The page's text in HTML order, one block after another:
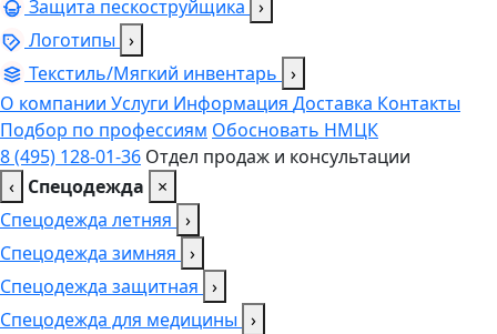
Защита пескоструйщика ›
Логотипы ›
Текстиль/Мягкий инвентарь ›
О компании Услуги Информация Доставка Контакты
Подбор по профессиям Обосновать НМЦК
8 (495) 128-01-36 Отдел продаж и консультации
‹ Спецодежда
×
Спецодежда летняя ›
Спецодежда зимняя ›
Спецодежда защитная ›
Спецодежда для медицины ›